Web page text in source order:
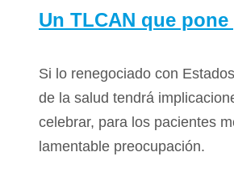
Un TLCAN que
Si lo renegociado con
de la salud tendrá
celebrar, para los pacientes
lamentable preocupación.